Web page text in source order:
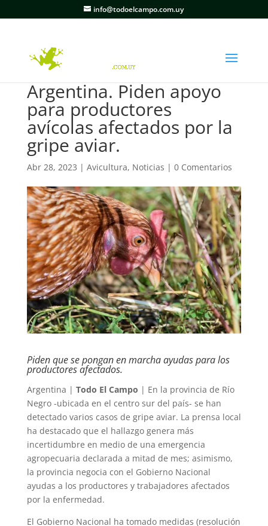
info@todoelcampo.com.uy
Argentina. Piden apoyo
para productores
avícolas afectados por la
gripe aviar.
Abr 28, 2023 | Avicultura, Noticias | 0 Comentarios
Piden que se pongan en marcha ayudas para los
productores afectados.
Argentina | Todo El Campo | En la provincia de Río
Negro -ubicada en el centro sur del país- se han
detectado varios casos de gripe aviar. La prensa local
ha destacado que el hallazgo genera más
incertidumbre en medio de una emergencia
agropecuaria declarada a mitad de mes; asimismo,
la provincia negocia con el Gobierno Nacional
ayudas a los productores y trabajadores afectados
por la enfermedad.
El Gobierno Nacional ha tomado medidas (resolución